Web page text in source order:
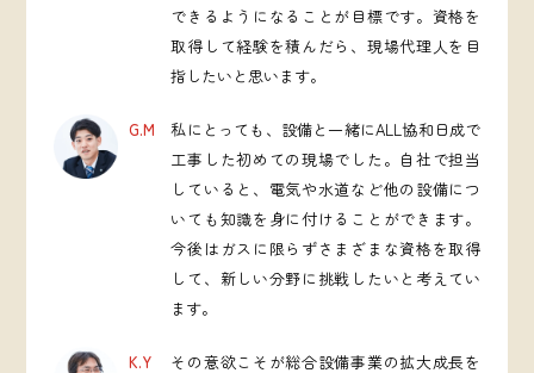
できるようになることが目標です。資格を
取得して経験を積んだら、現場代理人を目
指したいと思います。
G.M
私にとっても、設備と一緒にALL協和日成で
工事した初めての現場でした。自社で担当
していると、電気や水道など他の設備につ
いても知識を身に付けることができます。
今後はガスに限らずさまざまな資格を取得
して、新しい分野に挑戦したいと考えてい
ます。
K.Y
その意欲こそが総合設備事業の拡大成長を